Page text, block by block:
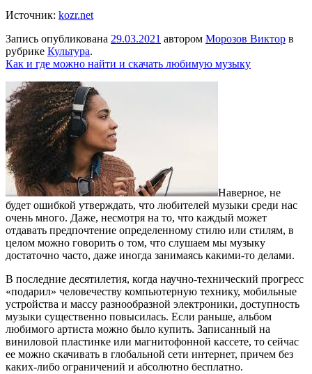
Источник: kozr.net
Запись опубликована 29.03.2021 автором Морозов Виктор в
рубрике Культура.
Как и где можно найти и скачать любимую музыку
Наверное, не
будет ошибкой утверждать, что любителей музыки среди нас
очень много. Даже, несмотря на то, что каждый может
отдавать предпочтение определенному стилю или стилям, в
целом можно говорить о том, что слушаем мы музыку
достаточно часто, даже иногда занимаясь какими-то делами.
В последние десятилетия, когда научно-технический прогресс
«подарил» человечеству компьютерную технику, мобильные
устройства и массу разнообразной электроники, доступность
музыки существенно повысилась. Если раньше, альбом
любимого артиста можно было купить. Записанный на
виниловой пластинке или магнитофонной кассете, то сейчас
ее можно скачивать в глобальной сети интернет, причем без
каких-либо ограничений и абсолютно бесплатно.